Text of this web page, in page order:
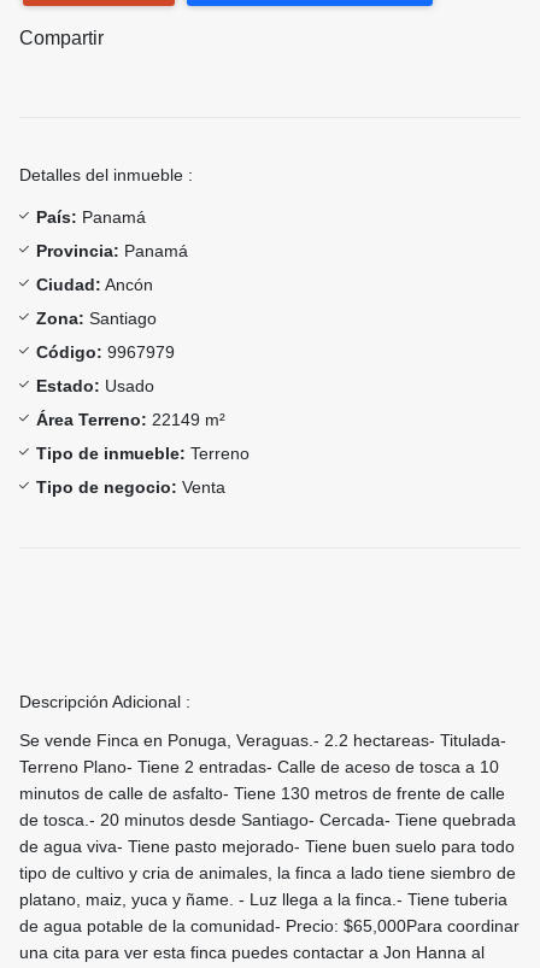
Compartir
Detalles del inmueble :
País: Panamá
Provincia: Panamá
Ciudad: Ancón
Zona: Santiago
Código: 9967979
Estado: Usado
Área Terreno: 22149 m²
Tipo de inmueble: Terreno
Tipo de negocio: Venta
Descripción Adicional :
Se vende Finca en Ponuga, Veraguas.- 2.2 hectareas- Titulada-
Terreno Plano- Tiene 2 entradas- Calle de aceso de tosca a 10
minutos de calle de asfalto- Tiene 130 metros de frente de calle
de tosca.- 20 minutos desde Santiago- Cercada- Tiene quebrada
de agua viva- Tiene pasto mejorado- Tiene buen suelo para todo
tipo de cultivo y cria de animales, la finca a lado tiene siembro de
platano, maiz, yuca y ñame. - Luz llega a la finca.- Tiene tuberia
de agua potable de la comunidad- Precio: $65,000Para coordinar
una cita para ver esta finca puedes contactar a Jon Hanna al